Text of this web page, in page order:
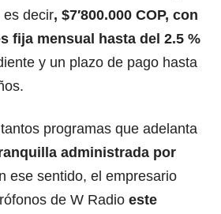
es decir, $7′800.000 COP, con
fija mensual hasta del 2.5 %
y un plazo de pago hasta
programas que adelanta
administrada por
ese sentido, el empresario
de W Radio este